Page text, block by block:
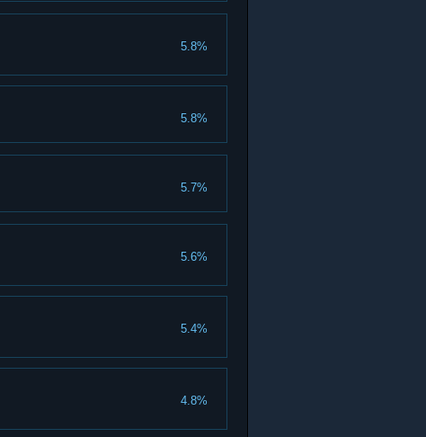
5.8%
5.8%
5.7%
5.6%
5.4%
4.8%